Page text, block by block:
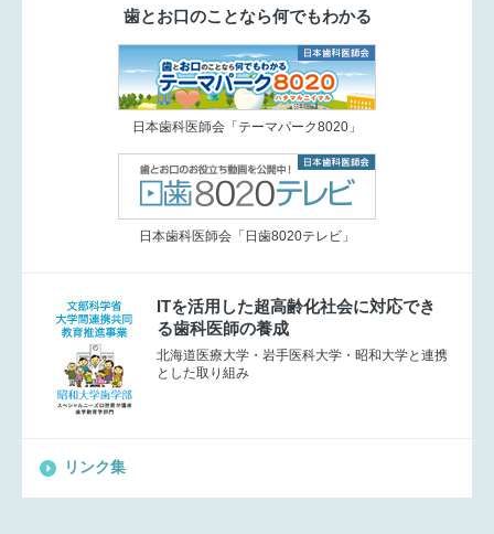
歯とお口のことなら何でもわかる
日本歯科医師会「テーマパーク8020」
日本歯科医師会「日歯8020テレビ」
ITを活用した超高齢化社会に対応でき
る歯科医師の養成
北海道医療大学・岩手医科大学・昭和大学と連携
とした取り組み
リンク集